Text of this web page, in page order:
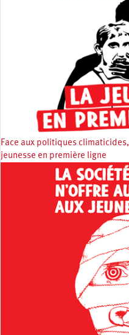
Face aux politiques
jeunesse en première ligne